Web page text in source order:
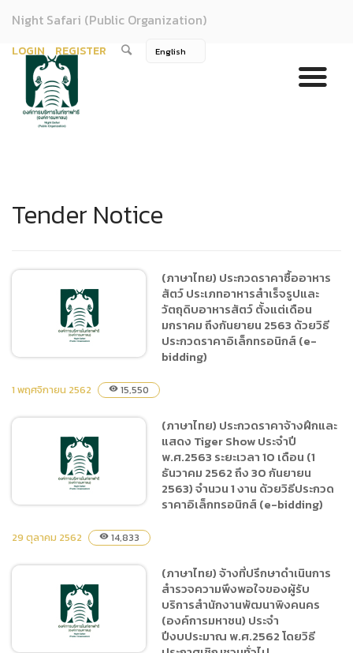
Night Safari (Public Organization)
LOGIN REGISTER
Tender Notice
(ภาษาไทย) ประกวดราคาซื้อ
สำเร็จรูปและวัตถุดิบอาหาร
สัตว์ ตั้งแต่เดือนมกราคม ถึง
กันยายน 2563 ด้วยวิธี
ประกวดราคาอิเล็กทรอนิกส์
(ภาษาไทย) ประกวดราคาซื้ออาหาร
สัตว์ ประเภทอาหารสำเร็จรูปและ
วัตถุดิบอาหารสัตว์ ตั้งแต่เดือน
มกราคม ถึงกันยายน 2563 ด้วยวิธี
ประกวดราคาอิเล็กทรอนิกส์ (e-
bidding)
1 พฤศจิกายน 2562 visibility 15,550
(ภาษาไทย) ประกวดราคาจ้าง
ประจำปี พ.ศ.2563 ระยะเวลา
10 เดือน (1 ธันวาคม 2562 ถึง
30 กันยายน 2563) จำนวน 1
(ภาษาไทย) ประกวดราคาจ้างฝึกและ
แสดง Tiger Show ประจำปี
พ.ศ.2563 ระยะเวลา 10 เดือน (1
ธันวาคม 2562 ถึง 30 กันยายน
2563) จำนวน 1 งาน ด้วยวิธีประกวด
ราคาอิเล็กทรอนิกส์ (e-bidding)
29 ตุลาคม 2562 visibility 14,833
(ภาษาไทย) จ้างที่ปรึกษาดำเนินการ
สำรวจความพึงพอใจของผู้รับ
บริการสำนักงานพัฒนาพิงคนคร
(องค์การมหาชน) ประจำ
ปีงบประมาณ พ.ศ.2562 โดยวิธี